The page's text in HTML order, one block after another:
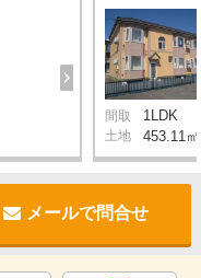
間取 1LDK
土地 453.11㎡
メールで問合せ